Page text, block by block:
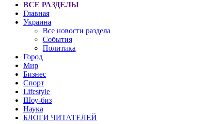
ВСЕ РАЗДЕЛЫ
Главная
Украина
Все новости раздела
События
Политика
Город
Мир
Бизнес
Спорт
Lifestyle
Шоу-биз
Наука
БЛОГИ ЧИТАТЕЛЕЙ